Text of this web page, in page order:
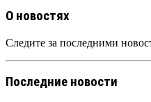
О новостях
Следите за последними
Последние новости